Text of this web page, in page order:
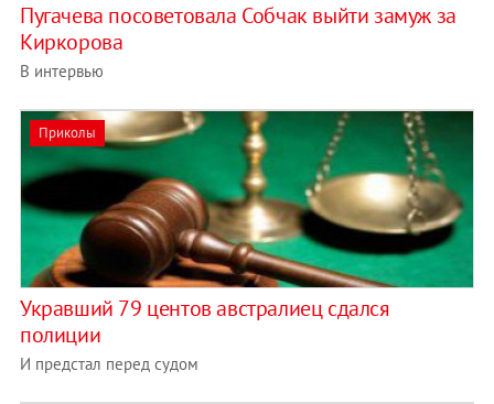
Пугачева посоветовала Собчак выйти замуж за
Киркорова
В интервью
Приколы
Укравший 79 центов австралиец сдался
полиции
И предстал перед судом